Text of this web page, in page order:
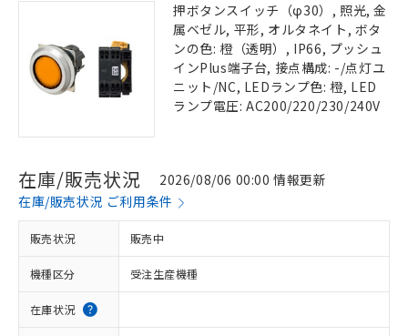
押ボタンスイッチ（φ30）, 照光, 金
属ベゼル, 平形, オルタネイト, ボタ
ンの色: 橙（透明）, IP66, プッシュ
インPlus端子台, 接点構成: -/点灯ユ
ニット/NC, LEDランプ色: 橙, LED
ランプ電圧: AC200/220/230/240V
在庫/販売状況
2026/08/06 00:00 情報更新
在庫/販売状況 ご利用条件
販売状況 販売中
機種区分 受注生産機種
在庫状況